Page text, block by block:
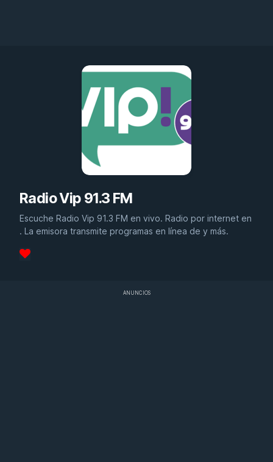
Radio Vip 91.3 FM
Escuche Radio Vip 91.3 FM en vivo. Radio por internet en
. La emisora transmite programas en línea de y más.
ANUNCIOS